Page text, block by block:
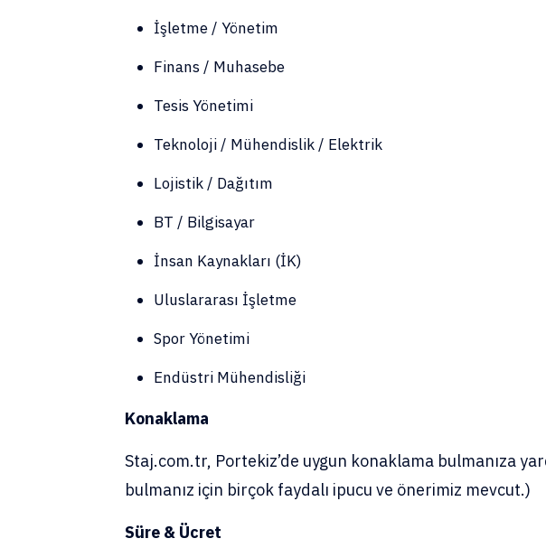
İşletme / Yönetim
Finans / Muhasebe
Tesis Yönetimi
Teknoloji / Mühendislik / Elektrik
Lojistik / Dağıtım
BT / Bilgisayar
İnsan Kaynakları (İK)
Uluslararası İşletme
Spor Yönetimi
Endüstri Mühendisliği
Konaklama
Staj.com.tr, Portekiz’de uygun konaklama bulmanıza
bulmanız için birçok faydalı ipucu ve önerimiz mevcut.)
Süre & Ücret